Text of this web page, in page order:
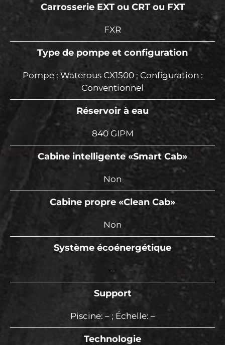
Carrosserie EXT ou CRT ou FXT
FXR
Type de pompe et configuration
Pompe : Waterous CX1500 ; Configuration :
Conventionnel
Réservoir à eau
840 GIPM
Cabine intelligente «Smart Cab»
Non
Cabine propre «Clean Cab»
Non
Système écoénergétique
–
Support
Piscine: – ; Échelle: –
Technologie